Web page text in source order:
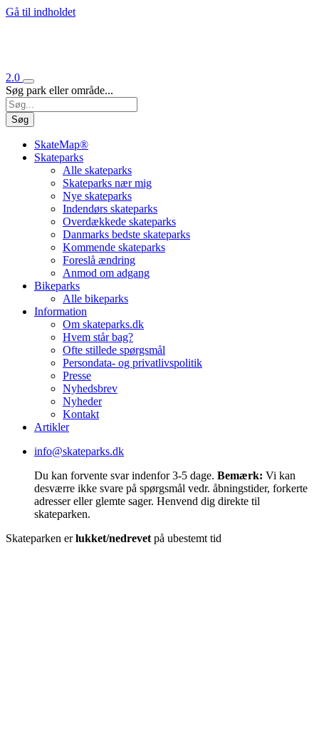
Gå til indholdet
2.0
Søg park eller område...
Søg
SkateMap®
Skateparks
Alle skateparks
Skateparks nær mig
Nye skateparks
Indendørs skateparks
Overdækkede skateparks
Danmarks bedste skateparks
Kommende skateparks
Foreslå ændring
Anmod om adgang
Bikeparks
Alle bikeparks
Information
Om skateparks.dk
Hvem står bag?
Ofte stillede spørgsmål
Persondata- og privatlivspolitik
Presse
Nyhedsbrev
Nyheder
Kontakt
Artikler
info@skateparks.dk
Du kan forvente svar indenfor 3-5 dage. Bemærk: Vi kan
desværre ikke svare på spørgsmål vedr. åbningstider, forkerte
adresser eller glemte sager. Henvend dig direkte til
skateparken.
Skateparken erlukket/nedrevet på ubestemt tid